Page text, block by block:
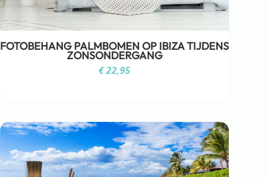
FOTOBEHANG PALMBOMEN OP IBIZA TIJDENS
ZONSONDERGANG
€22,95